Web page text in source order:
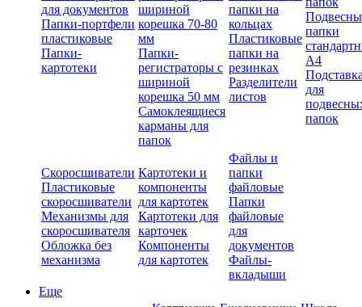
для документов
Папки-портфели
пластиковые
Папки-
картотеки
шириной
корешка 70-80
мм
Папки-
регистраторы с
шириной
корешка 50 мм
Самоклеящиеся
карманы для
папок
папки на
кольцах
Пластиковые
папки на
резинках
Разделители
листов
папки
А4
для
папок
Скоросшиватели
Пластиковые
скоросшиватели
Механизмы для
скоросшивателя
Обложка без
механизма
Картотеки и
компоненты
для картотек
Картотеки для
карточек
Компоненты
для картотек
Файлы и
папки
файловые
Папки
файловые
для
документов
Файлы-
вкладыши
Еще